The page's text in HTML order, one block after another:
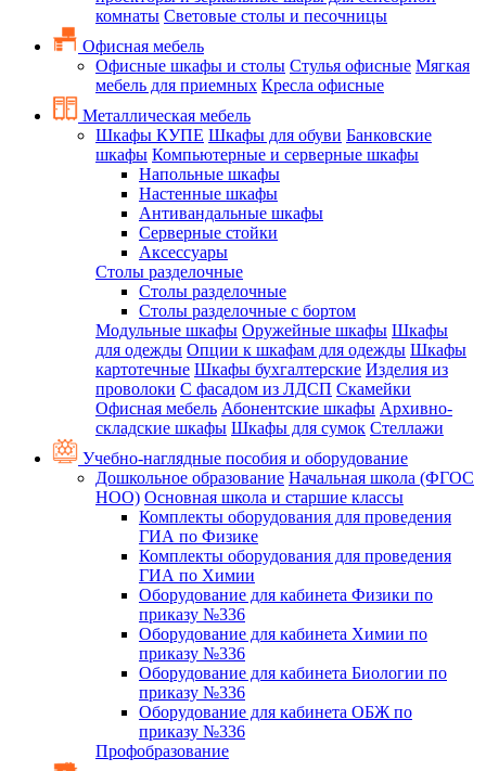
комнаты Световые столы и песочницы
Офисная мебель
Офисные шкафы и столы Стулья офисные Мягкая
мебель для приемных Кресла офисные
Металлическая мебель
Шкафы КУПЕ Шкафы для обуви Банковские
шкафы Компьютерные и серверные шкафы
Напольные шкафы
Настенные шкафы
Антивандальные шкафы
Серверные стойки
Аксессуары
Столы разделочные
Столы разделочные
Столы разделочные с бортом
Модульные шкафы Оружейные шкафы Шкафы
для одежды Опции к шкафам для одежды Шкафы
картотечные Шкафы бухгалтерские Изделия из
проволоки С фасадом из ЛДСП Скамейки
Офисная мебель Абонентские шкафы Архивно-
складские шкафы Шкафы для сумок Стеллажи
Учебно-наглядные пособия и оборудование
Дошкольное образование Начальная школа (ФГОС
НОО) Основная школа и старшие классы
Комплекты оборудования для проведения
ГИА по Физике
Комплекты оборудования для проведения
ГИА по Химии
Оборудование для кабинета Физики по
приказу №336
Оборудование для кабинета Химии по
приказу №336
Оборудование для кабинета Биологии по
приказу №336
Оборудование для кабинета ОБЖ по
приказу №336
Профобразование